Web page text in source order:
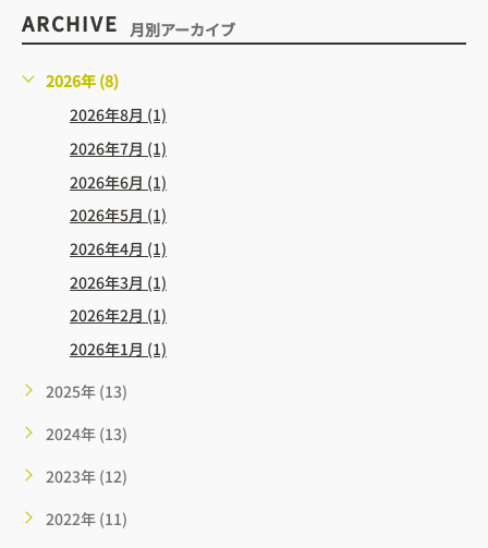
ARCHIVE 月別アーカイブ
2026年 (8)
2026年8月 (1)
2026年7月 (1)
2026年6月 (1)
2026年5月 (1)
2026年4月 (1)
2026年3月 (1)
2026年2月 (1)
2026年1月 (1)
2025年 (13)
2024年 (13)
2023年 (12)
2022年 (11)